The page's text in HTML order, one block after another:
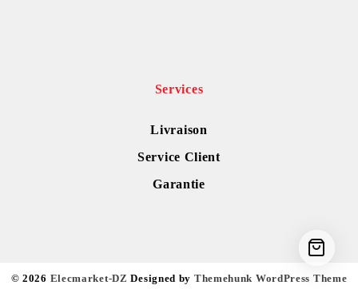
Services
Livraison
Service Client
Garantie
© 2026 Elecmarket-DZ Designed by Themehunk WordPress Theme